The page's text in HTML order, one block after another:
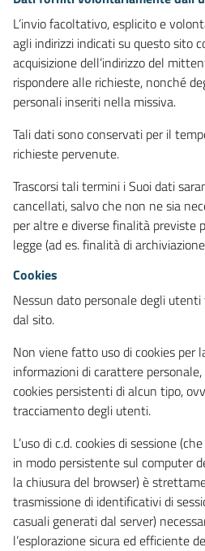
L’invio facoltativo, esplicito e
agli indirizzi indicati su questo sito
acquisizione dell’indirizzo del
rispondere alle richieste, nonché
personali inseriti nella missiva.
Tali dati sono conservati per il
richieste pervenute.
Trascorsi tali termini i Suoi dati
cancellati, salvo che non ne sia
per altre e diverse finalità previste
legge (ad es. finalità di
Cookies
Nessun dato personale degli
dal sito.
Non viene fatto uso di cookies per
informazioni di carattere
cookies persistenti di alcun tipo,
tracciamento degli utenti.
L’uso di c.d. cookies di sessione
in modo persistente sul computer
la chiusura del browser) è
trasmissione di identificativi di
casuali generati dal server)
l’esplorazione sicura ed efficiente